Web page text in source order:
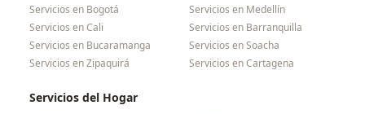
Servicios en Bogotá Servicios en Medellín
Servicios enCali Servicios en Barranquilla
Servicios en Bucaramanga Servicios enSoacha
Servicios enZipaquirá Servicios enCartagena
Servicios del Hogar